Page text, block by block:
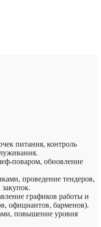
питания, контроль
поваром, обновление
проведение тендеров,
графиков работы и
официантов, барменов).
повышение уровня